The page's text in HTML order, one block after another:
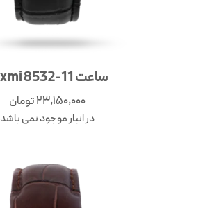
ساعت Laxmi 8532-11
23,150,000تومان
در انبار موجود نمی باشد